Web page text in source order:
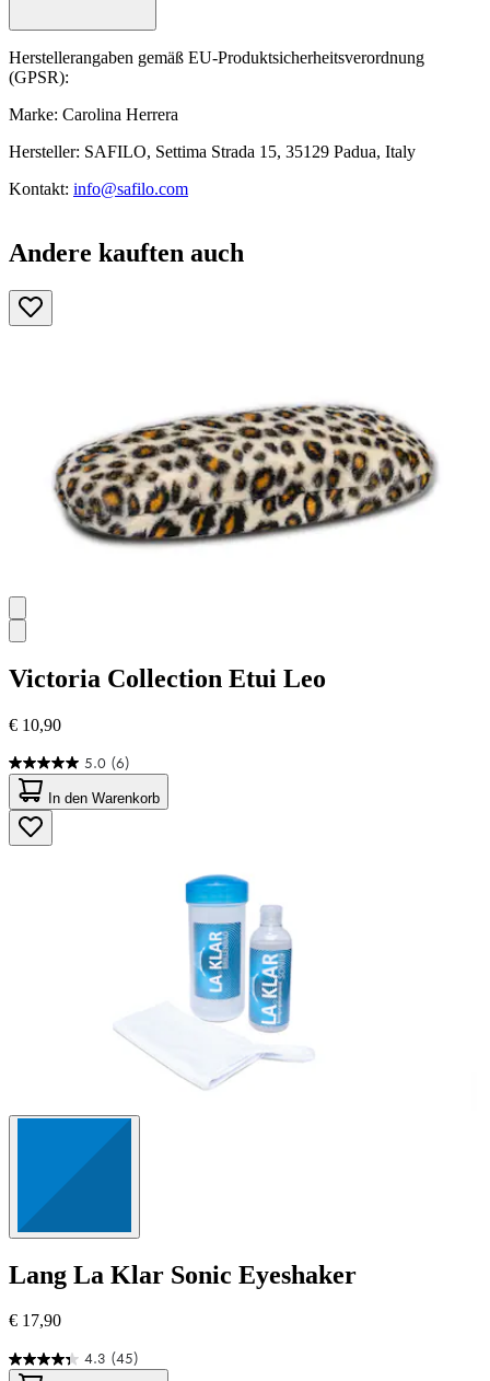
Herstellerangaben gemäß EU-Produktsicherheitsverordnung
(GPSR):
Marke: Carolina Herrera
Hersteller: SAFILO, Settima Strada 15, 35129 Padua, Italy
Kontakt: info@safilo.com
Andere kauften auch
Victoria Collection Etui Leo
€ 10,90
5.0 (6)
5.0
von
5
Sternen.
6
In den Warenkorb
Lang La Klar Sonic Eyeshaker
€ 17,90
4.3 (45)
4.3